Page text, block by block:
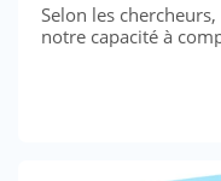
Selon les
notre capacité à